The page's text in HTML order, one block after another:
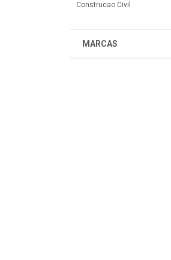
Construcao Civil
MARCAS